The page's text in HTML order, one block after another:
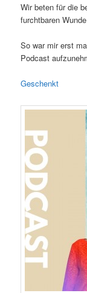
Wir beten für die
furchtbaren
So war mir erst
Podcast
Geschenkt